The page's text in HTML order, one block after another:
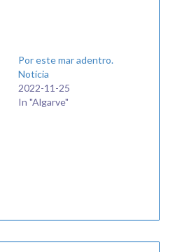
Por este mar adentro.
Notícia
2022-11-25
In "Algarve"